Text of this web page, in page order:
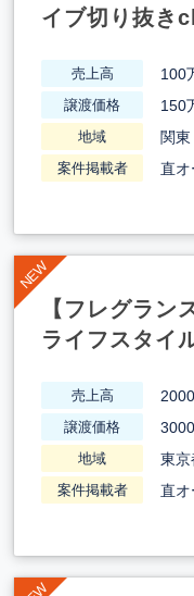
イブ切り抜き
売上高 100
譲渡価格 150
地域 関東
案件掲載者 直オ
【フレグラン
ライフスタイ
売上高
譲渡価格
地域 東京
案件掲載者 直オ